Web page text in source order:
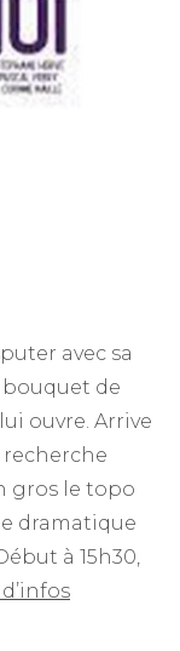
avec sa
bouquet de
ouvre. Arrive
recherche
gros le topo
dramatique
à 15h30,